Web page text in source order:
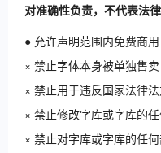
对准确性负责，不代表法律
● 允许声明范围内免费商用
× 禁止字体本身被单独售卖
× 禁止用于违反国家法律
× 禁止修改字库或字库的
× 禁止对字库或字库的任